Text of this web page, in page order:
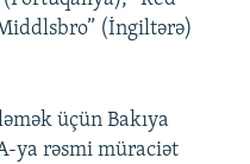
(İngiltərə)
üçün Bakıya
ya rəsmi müraciət